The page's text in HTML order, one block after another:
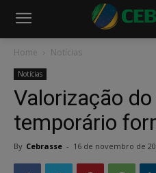
Home Notícias
Notícias
Valorização
temporário
By Cebrasse - 16 de novembro de